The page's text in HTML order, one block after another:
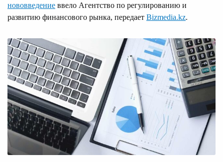
нововведение ввело Агентство по регулированию и
развитию финансового рынка, передает Bizmedia.kz.